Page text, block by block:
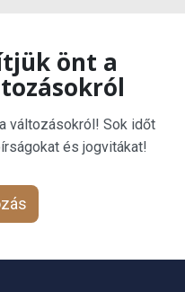
önt a
változásokról! Sok időt
és jogvitákat!